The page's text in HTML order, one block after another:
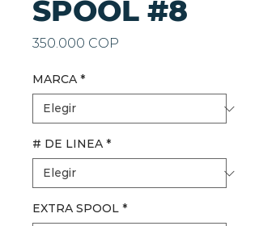
SPOOL #8
350.000 COP
MARCA *
# DE LINEA *
EXTRA SPOOL *